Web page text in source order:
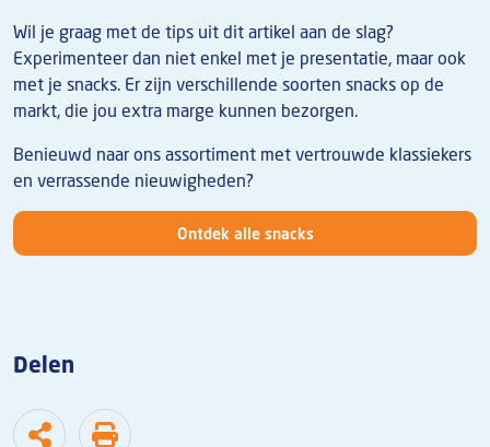
Wil je graag met de tips uit dit artikel aan de slag?
Experimenteer dan niet enkel met je presentatie, maar ook
met je snacks. Er zijn verschillende soorten snacks op de
markt, die jou extra marge kunnen bezorgen.
Benieuwd naar ons assortiment met vertrouwde klassiekers
en verrassende nieuwigheden?
Ontdek alle snacks
Delen